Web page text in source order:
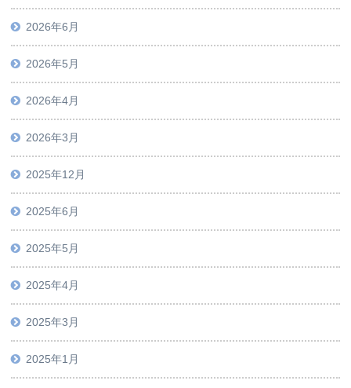
2026年6月
2026年5月
2026年4月
2026年3月
2025年12月
2025年6月
2025年5月
2025年4月
2025年3月
2025年1月